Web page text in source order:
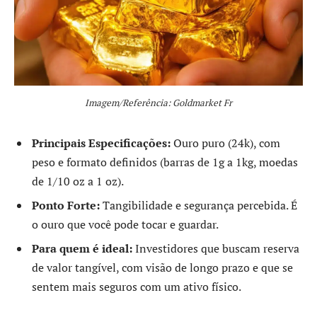
Imagem/Referência: Goldmarket Fr
Principais Especificações:Ouro puro (24k), com
peso e formato definidos (barras de 1g a 1kg, moedas
de 1/10 oz a 1 oz).
Ponto Forte:Tangibilidade e segurança percebida. É
o ouro que você pode tocar e guardar.
Para quem é ideal:Investidores que buscam reserva
de valor tangível, com visão de longo prazo e que se
sentem mais seguros com um ativo físico.